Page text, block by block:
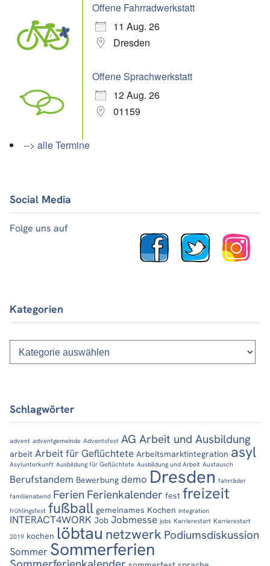
Offene Fahrradwerkstatt
11 Aug. 26
Dresden
Offene Sprachwerkstatt
12 Aug. 26
01159
--> alle Termine
Social Media
Folge uns auf
Kategorien
Kategorien
Schlagwörter
advent adventgemeinde Adventsfest AG Arbeit und Ausbildung
arbeit Arbeit für Geflüchtete Arbeitsmarktintegration asyl
Asylunterkunft Ausbildung für Geflüchtete Ausbildung und Arbeit Austausch
Berufstandem Bewerbung demo Dresden fahrräder
familienabend Ferien Ferienkalender fest freizeit
frühlingsfest fußball gemeinames Kochen integration
INTERACT4WORK Job Jobmesse jobs Karrierestart Karrierestart
2019 kochen löbtau netzwerk Podiumsdiskussion
Sommer Sommerferien